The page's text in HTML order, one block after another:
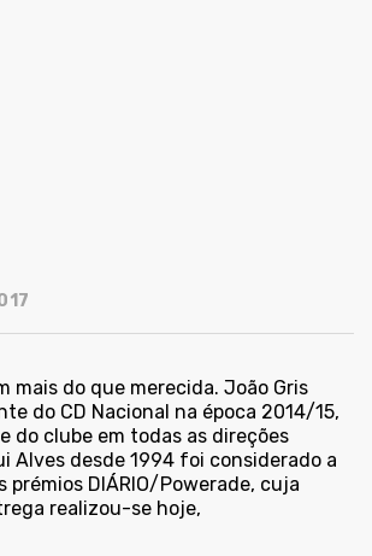
mais do que merecida. João Gris
do CD Nacional na época 2014/15,
do clube em todas as direções
Alves desde 1994 foi considerado a
prémios DIÁRIO/Powerade, cuja
realizou-se hoje,